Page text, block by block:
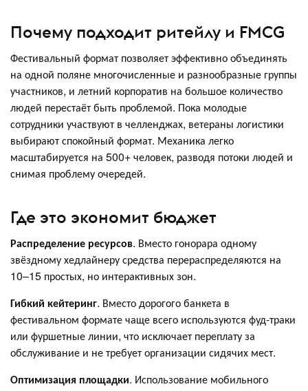
Почему подходит ритейлу и FMCG
Фестивальный формат позволяет эффективно объединять
на одной поляне многочисленные и разнообразные группы
участников, и летний корпоратив на большое количество
людей перестаёт быть проблемой. Пока молодые
сотрудники участвуют в челленджах, ветераны логистики
выбирают спокойный формат. Механика легко
масштабируется на 500+ человек, разводя потоки людей и
снимая проблему очередей.
Где это экономит бюджет
Распределение ресурсов. Вместо гонорара одному
звёздному хедлайнеру средства перераспределяются на
10–15 простых, но интерактивных зон.
Гибкий кейтеринг. Вместо дорогого банкета в
фестивальном формате чаще всего используются фуд-траки
или фуршетные линии, что исключает переплату за
обслуживание и не требует организации сидячих мест.
Оптимизация площадки. Использование мобильного